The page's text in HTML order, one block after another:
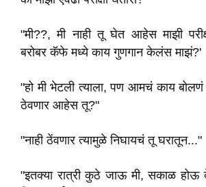
"मी??, मी नाही तू घेत आहेस माझी
बरोबर कॅफे मध्ये काय गुणगान केलंस माझं?'
"हो मी भेटली त्याला, पण आमचं काय बोलणं
ठेवणार आहेस तू?"
"नाही ठेंवणार त्यामुळे निघायचं तू घरातून..."
"इतक्या रात्री कुठे जाऊ मी, सकाळ होऊ